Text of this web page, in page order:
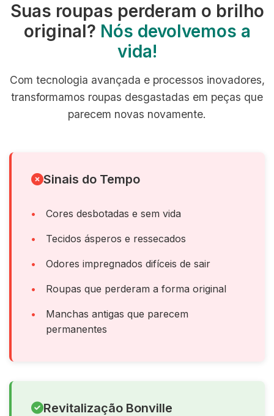
Suas roupas perderam o brilho
original? Nós devolvemos a
vida!
Com tecnologia avançada e processos inovadores,
transformamos roupas desgastadas em peças que
parecem novas novamente.
Sinais do Tempo
Cores desbotadas e sem vida
Tecidos ásperos e ressecados
Odores impregnados difíceis de sair
Roupas que perderam a forma original
Manchas antigas que parecem
permanentes
Revitalização Bonville